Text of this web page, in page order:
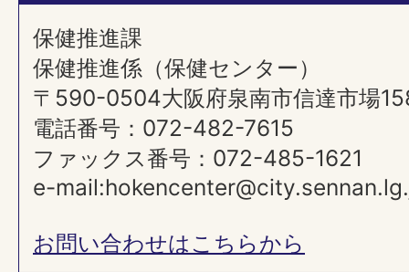
保健推進課
保健推進係（保健センター）
〒590-0504大阪府泉南市信達市場
電話番号：072-482-7615
ファックス番号：072-485-1621
e-
お問い合わせはこちらから